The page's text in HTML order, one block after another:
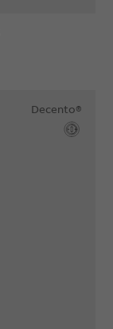
Decento®